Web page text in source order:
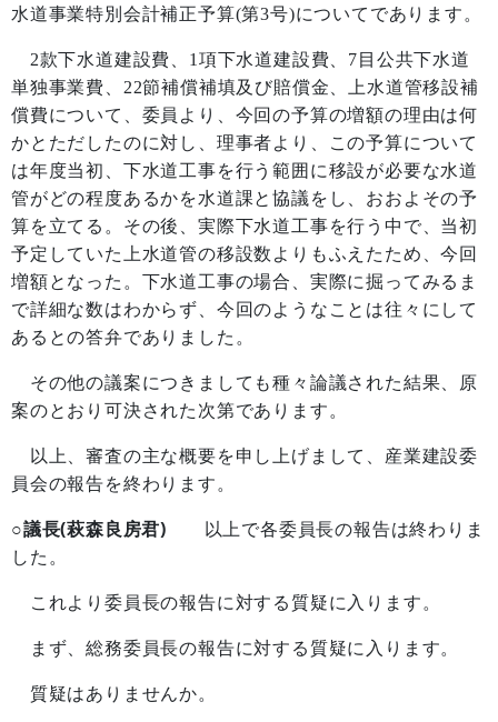
水道事業特別会計補正予算(第3号)についてであります。
2款下水道建設費、 1 項下水道建設費、 7 目公共下水道
単独事業費、 22節補償補填及び賠償金、上水道管移設補
償費について、委員より、今回の予算の増額の理由は何
かとただしたのに対し、理事者より、この予算について
は年度当初、下水道工事を行う範囲に移設が必要な水道
管がどの程度あるかを水道課と協議をし、おおよその予
算を立てる。その後、実際下水道工事を行う中で、当初
予定していた上水道管の移設数よりもふえたため、今回
増額となった。下水道工事の場合、実際に掘ってみるま
で詳細な数はわからず、今回のようなことは往々にして
あるとの答弁でありました。
その他の議案につきましても種々論議された結果、原
案のとおり可決された次第であります。
以上、審査の主な概要を申し上げまして、産業建設委
員会の報告を終わります。
○議長(萩森良房君) 以上で各委員長の報告は終わりま
した。
これより委員長の報告に対する質疑に入ります。
まず、総務委員長の報告に対する質疑に入ります。
質疑はありませんか。